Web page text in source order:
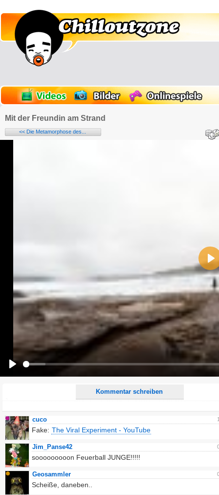
Mit der Freundin am Strand
<< Die Metamorphose des...
Kommentar schreiben
E-Mail-Adresse (optional):
Kommentar:
Alle HTML-Tags außer <br>, <strike> und <i> werden aus Deinem Kommentar entfernt.
URLs werden automatisch umgewandelt. Bitte verwende "www." oder "http://" in URLs
Ich möchte eine E-Mail, wenn zu meinem Kommentar Antworten erscheinen.
Ich möchte eine E-Mail, wenn auf dieser Seite weitere Kommentare erscheinen.
cuco
Fake: The Viral Experiment - YouTube
Jim_Panse42
sooooooooon Feuerball JUNGE!!!!!
Geosammler
Scheiße, daneben..